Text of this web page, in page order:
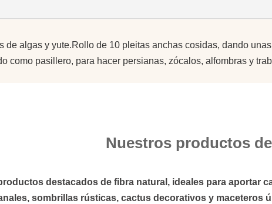
aprox.
de algas y yute.Rollo de 10 pleitas anchas cosidas, dando
como pasillero, para hacer persianas, zócalos, alfombras y
Nuestros productos
destacados de fibra natural, ideales para aportar
sombrillasrústicas, cactusdecorativos y maceteros